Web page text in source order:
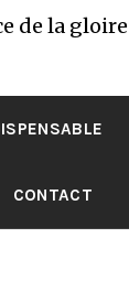
de la
CONTACT